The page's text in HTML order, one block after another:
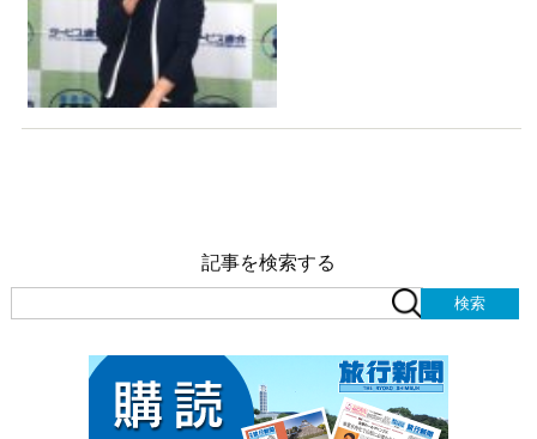
記事を検索する